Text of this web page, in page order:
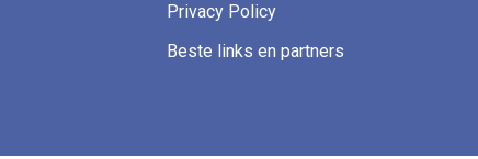
Privacy Policy
Beste links en partners